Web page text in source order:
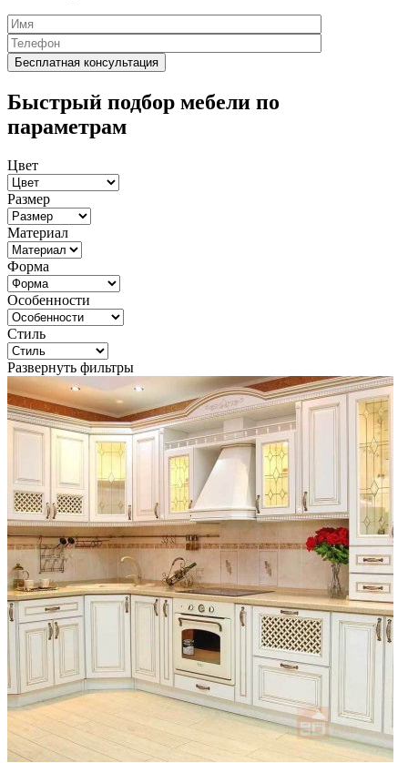
Быстрый подбор мебели по
параметрам
Цвет
Размер
Материал
Форма
Особенности
Стиль
Развернуть фильтры